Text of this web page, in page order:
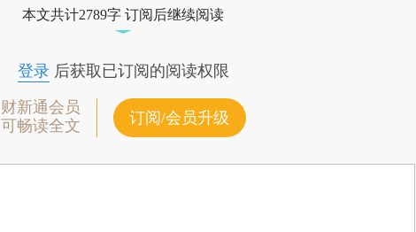
本文共计2789字 订阅后继续阅读
登录后获取已订阅的阅读权限
财新通会员
可畅读全文
订阅/会员升级